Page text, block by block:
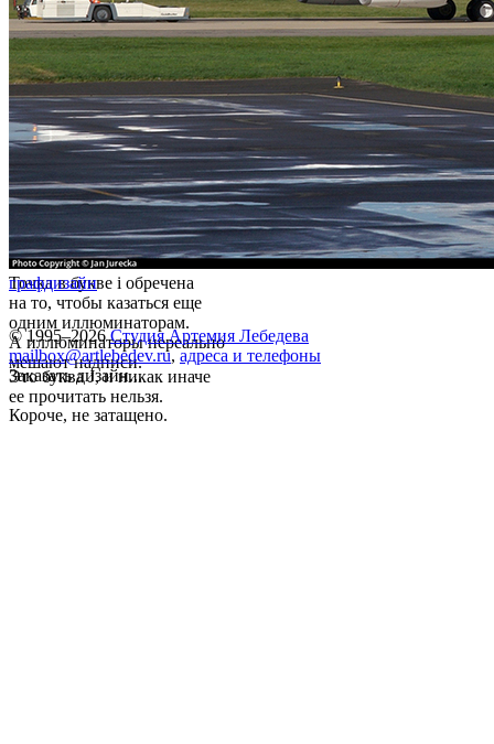
Точка в букве i обречена
на то, чтобы казаться еще
одним иллюминаторам.
А иллюминаторы нереально
мешают надписи.
Это буква J, и никак иначе
ее прочитать нельзя.
Короче, не затащено.
графдизайн
© 1995–2026 Студия Артемия Лебедева
mailbox@artlebedev.ru, адреса и телефоны
Заказать дизайн...